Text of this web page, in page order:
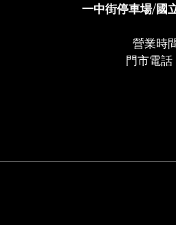
一中街停車場/國
營業時
門市電